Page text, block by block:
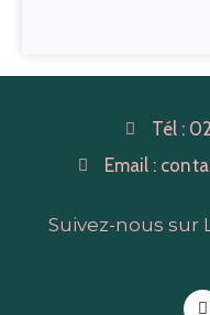
Tél :
Email :
Suivez-nous sur